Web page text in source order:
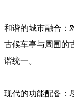
和谐的城市融合：
古候车亭与周围的
谐统一。
现代的功能配备：